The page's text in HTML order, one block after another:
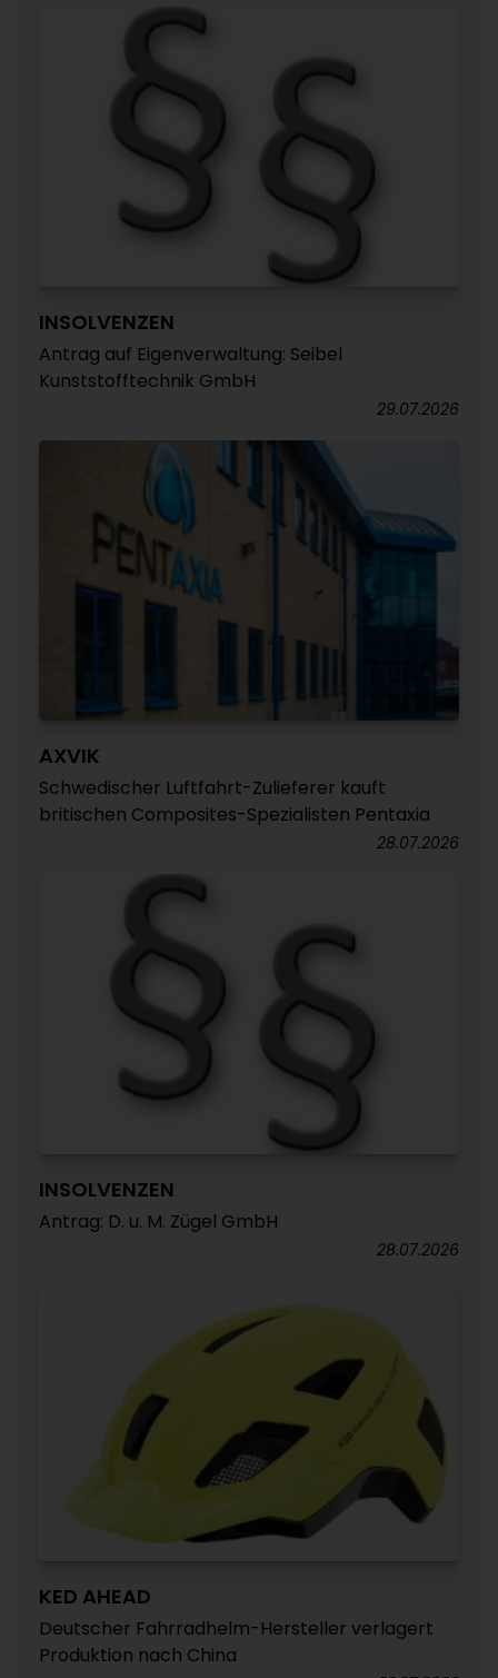
INSOLVENZEN
Antrag auf Eigenverwaltung: Seibel
Kunststofftechnik GmbH
29.07.2026
AXVIK
Schwedischer Luftfahrt-Zulieferer kauft
britischen Composites-Spezialisten Pentaxia
28.07.2026
INSOLVENZEN
Antrag: D. u. M. Zügel GmbH
28.07.2026
KED AHEAD
Deutscher Fahrradhelm-Hersteller verlagert
Produktion nach China